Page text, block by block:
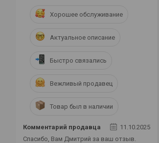
Хорошее обслуживание
Актуальное описание
Быстро связались
Вежливый продавец
Товар был в наличии
Комментарий продавца
11.10.2025
Спасибо, Вам Дмитрий за ваш отзыв.